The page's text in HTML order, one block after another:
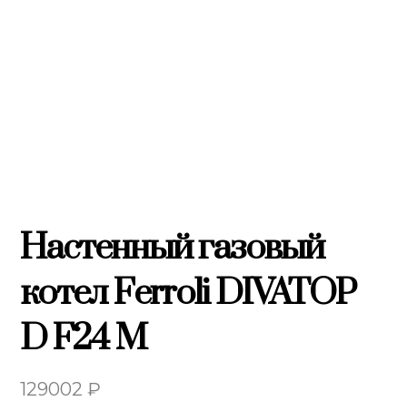
Настенный газовый
котел Ferroli DIVATOP
D F24 M
129002₽